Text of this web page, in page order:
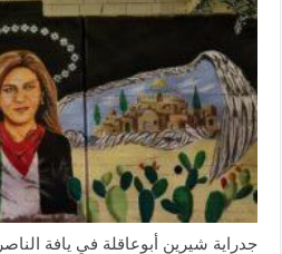
جدراية شيرين أبوعاقلة في يافة